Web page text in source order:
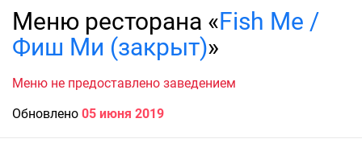
Меню ресторана «Fish Me /
Фиш Ми (закрыт)»
Меню не предоставлено заведением
Обновлено 05 июня 2019